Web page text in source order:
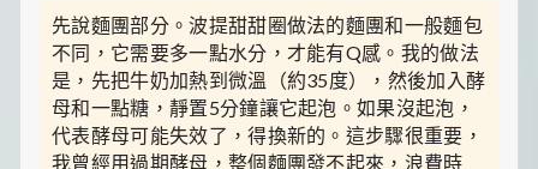
先說麵團部分。波提甜甜圈做法的麵團和一般麵包
不同，它需要多一點水分，才能有Q感。我的做法
是，先把牛奶加熱到微溫（約35度），然後加入酵
母和一點糖，靜置5分鐘讓它起泡。如果沒起泡，
代表酵母可能失效了，得換新的。這步驟很重要，
我曾經用過期酵母，整個麵團發不起來，浪費時